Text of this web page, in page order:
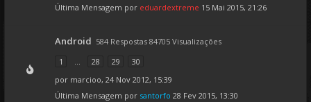
Última Mensagem por eduardextreme 15 Mai 2015, 21:26
Android 584 Respostas 84705 Visualizações
1
... 28 29
30
por marcioo, 24 Nov 2012, 15:39
Última Mensagem por santorfo 28 Fev 2015, 13:30